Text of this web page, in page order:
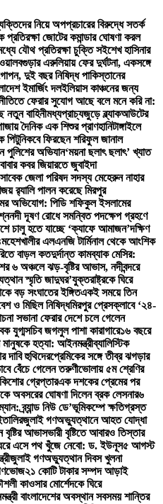
নিয়ে অপপ্রচারের বিরুদ্ধে সতর্ক
প্রতিরক্ষা জোটের কমান্ডার ঘোষণা করল
যৌথ প্রতিরক্ষা চুক্তি সইশেখ হাসিনার
বগুড়ার এরুলিয়ায় ফের দুর্ঘটনা, একসঙ্গে
দুই বছর নিষিদ্ধ পাকিস্তানের
ইমার্জিং দলইলিয়াস কাঞ্চনের জন্য
ফেরার সুযোগ আছে বলে মনে করি না:
নতুন বাহিনীমধ্যপ্রাচ্যজুড়ে ব্ল্যাকআউটের
দৈনিক এক শিশুর প্রাণহানিটাঙ্গাইলে
পিটুনিকবে ফিরছেন শরিফুল জানাল
পুলিশের অভিযান‘ময়না ছলাৎ ছলাৎ’ খ্যাত
কবর জিয়ারতে জুবাইদা
সাবেক জেলা পরিষদ সদস্য মেহেরুন নাহার
র‍্যালি পালন করেছে মিরপুর
অভিযোগ: পিডি শফিকুল ইসলামের
নদী দূষণ রোধে সমন্বিত পদক্ষেপ গ্রহণে
চালু হতে যাচ্ছে ‘ক্যাফে আমাজন’দক্ষিণ
মহেশখালীর এলএনজি টার্মিনাল থেকে আংশিক
বাড়ল কতদুর্দান্ত কামব্যাক মেসির:
৬ অঞ্চলে ঝড়-বৃষ্টির আভাস, নদীবন্দরে
স্মৃতি জাদুঘর’যুক্তরাষ্ট্রকে ঘিরে
বড় সংঘাতের ইঙ্গিতএকই সময়ে তিন
ও মিছিল নিষিদ্ধমিরপুর প্রেসক্লাবে ‘২৪-
সভানা ফেরার দেশে চলে গেলেন
যুগ্মসচিব জগলুল পাশা কারাগারে১৬ বছরে
মানুষকে হত্যা: আইনমন্ত্রীব্যালিস্টিক
দাবি হুথিদেরপ্রেমিকের সঙ্গে তীব্র ঝগড়ার
বেঁচে গেলেন তরুণীভোলায় ৫ম শ্রেণির
গ্রেপ্তারএক দশকের প্রেমের পর
অবসরের ঘোষণা দিলেন ব্রক লেসনার৬
ব্র্যান্ড নিউ ডে’ভূমিকম্পে ক্ষতিগ্রস্ত
জুলাই গণঅভ্যুত্থানে আহত যোদ্ধা
বৃষ্টির আভাসভারী বৃষ্টিতে আবারও তিস্তার
এসে পথ খুঁজে নেবো: ড. ইউনূস৫ আগস্ট
জুলাই গণঅভ্যুত্থান দিবস খুলনা
গণভোজ২১ কোটি টাকার সম্পদ আড়াই
কাওসার মোর্শেদকে ঘিরে
বাংলাদেশের অবস্থান সবসময় শান্তির